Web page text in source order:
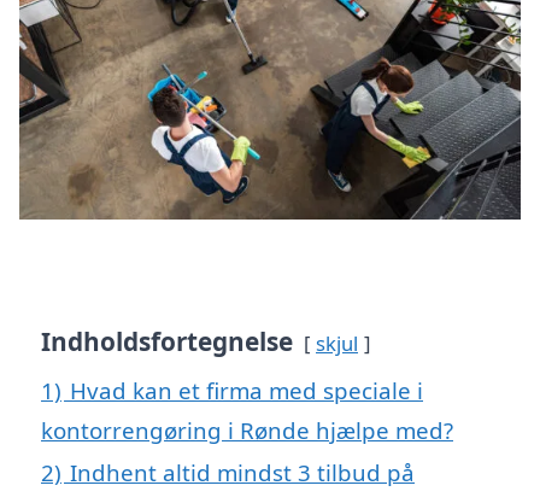
Indholdsfortegnelse skjul
1) Hvad kan et firma med speciale i
kontorrengøring i Rønde hjælpe med?
2) Indhent altid mindst 3 tilbud på